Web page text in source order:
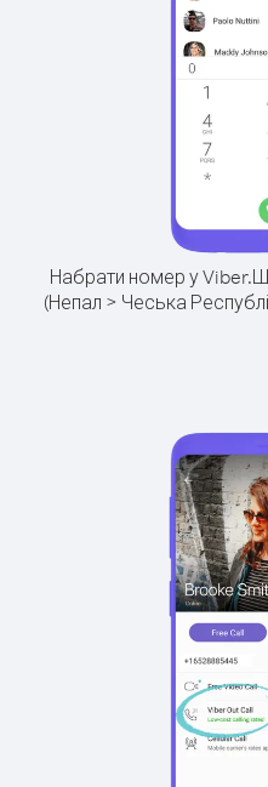
Набрати номер у Viber.
(Непал > Чеська